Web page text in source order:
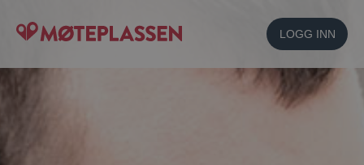
LOGG INN